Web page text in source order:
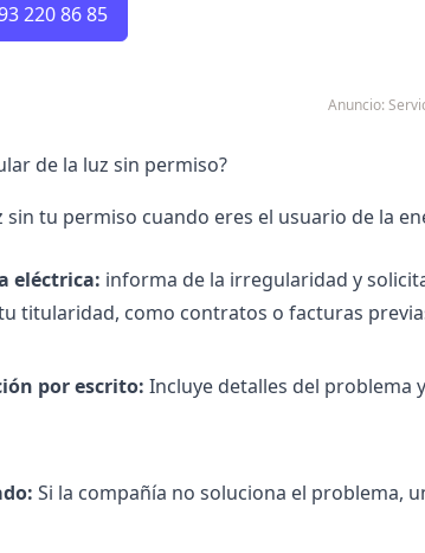
220 86 85
Anuncio:
de la luz sin permiso?
tu permiso cuando eres el usuario de la
eléctrica: informa de la irregularidad y
titularidad, como contratos o facturas
por escrito: Incluye detalles del problema
Si la compañía no soluciona el problema,